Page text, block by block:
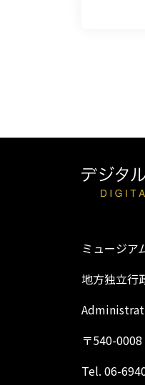
ミュージア
地方独立行
〒540-
Tel. 06-